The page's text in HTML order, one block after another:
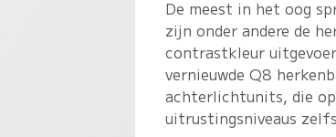
De meest in het oog
zijn onder andere de
contrastkleur
vernieuwde Q8
achterlichtunits, die
uitrustingsniveaus